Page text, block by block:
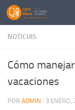
Saltar al contenido
NOTICIAS
Cómo
vacaciones
POR ADMIN · 3 ENERO,